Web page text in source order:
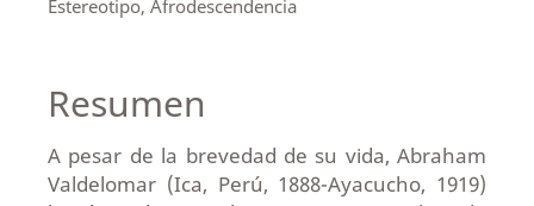
Estereotipo, Afrodescendencia
Resumen
A pesar de la brevedad de su vida, Abraham
Valdelomar (Ica, Perú, 1888-Ayacucho, 1919)